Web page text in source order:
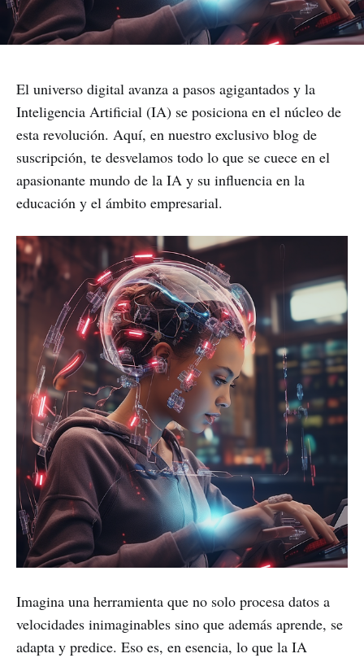
El universo digital avanza a pasos agigantados y la
Inteligencia Artificial (IA) se posiciona en el núcleo de
esta revolución. Aquí, en nuestro exclusivo blog de
suscripción, te desvelamos todo lo que se cuece en el
apasionante mundo de la IA y su influencia en la
educación y el ámbito empresarial.
Imagina una herramienta que no solo procesa datos a
velocidades inimaginables sino que además aprende, se
adapta y predice. Eso es, en esencia, lo que la IA